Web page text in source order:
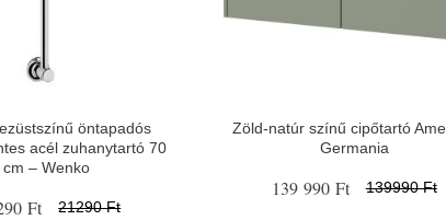
öntapadós
acél zuhanytartó 70
cm – Wenko
Ft 21290 Ft
Zöld-natúr színű cipőtartó
Germania
139 990 Ft 139990 Ft